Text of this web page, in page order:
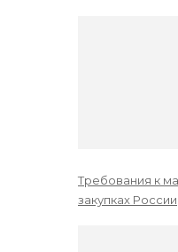
Требования к
закупках России